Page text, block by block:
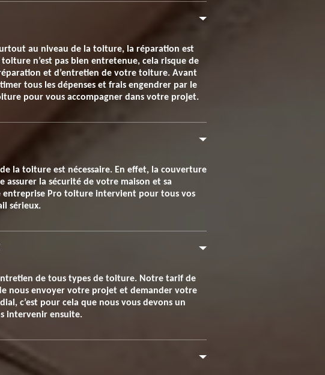
au niveau de la toiture, la réparation est
n’est pas bien entretenue, cela risque de
et d’entretien de votre toiture. Avant
tous les dépenses et frais engendrer par le
pour vous accompagner dans votre projet.
la toiture est nécessaire. En effet, la couverture
assurer la sécurité de votre maison et sa
entreprise Pro toiture intervient pour tous vos
sérieux.
de tous types de toiture. Notre tarif de
nous envoyer votre projet et demander votre
c’est pour cela que nous vous devons un
intervenir ensuite.